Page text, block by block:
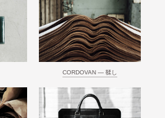
CORDOVAN ― 鞣し